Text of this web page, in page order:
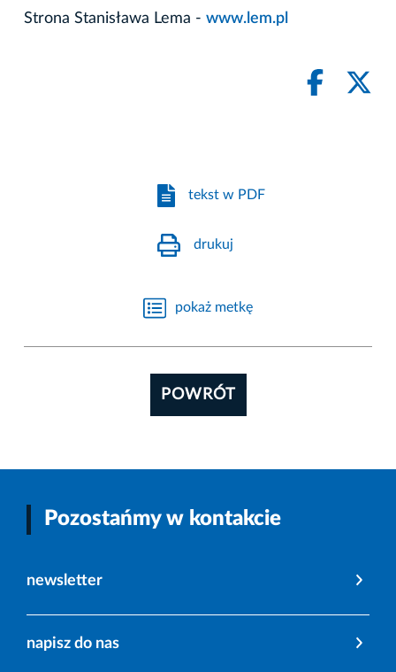
Strona Stanisława Lema - www.lem.pl
tekst w PDF
drukuj
pokaż metkę
POWRÓT
Pozostańmy w kontakcie
newsletter
napisz do nas